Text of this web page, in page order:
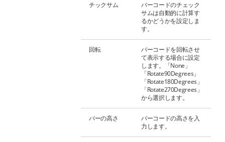
チックサム
バーコードのチェック
サムは自動的に計算す
るかどうかを設定しま
す。
回転
バーコードを回転させ
て表示する場合に設定
します。「None」
「Rotate90Degrees」
「Rotate180Degrees」
「Rotate270Degrees」
から選択します。
バーの高さ
バーコードの高さを入
力します。